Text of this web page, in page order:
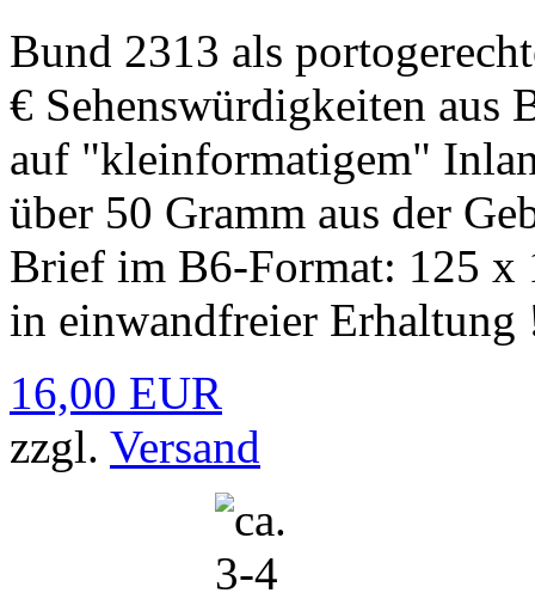
Bund 2313 als
€ Sehenswürdigkeiten aus
auf "kleinformatigem"
über 50 Gramm aus der
Brief im B6-Format: 125 x
in einwandfreier Erhaltung
16,00 EUR
zzgl. Versand